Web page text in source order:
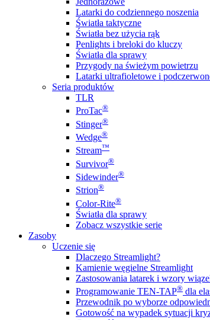
Latarki do codziennego noszenia
Światła taktyczne
Światła bez użycia rąk
Penlights i breloki do kluczy
Światła dla sprawy
Przygody na świeżym powietrzu
Latarki ultrafioletowe i
Seria produktów
TLR
ProTac®
Stinger®
Wedge®
Stream™
Survivor®
Sidewinder®
Strion®
Color-Rite®
Światła dla sprawy
Zobacz wszystkie serie
Zasoby
Uczenie się
Dlaczego Streamlight?
Kamienie węgielne Streamlight
Zastosowania latarek i wzory
Programowanie TEN-TAP® dla
Przewodnik po wyborze
Gotowość na wypadek sytuacji